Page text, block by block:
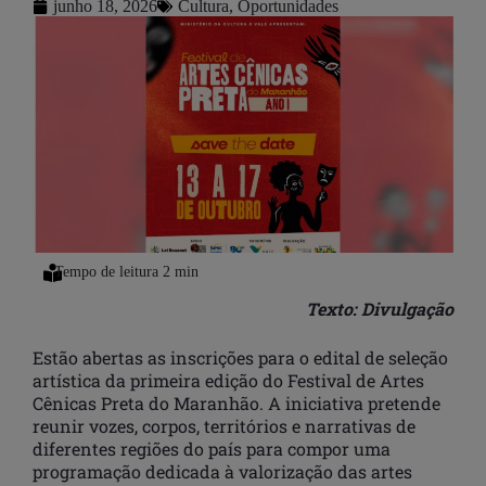
junho 18, 2026 Cultura, Oportunidades
Texto: Divulgação
Estão abertas as inscrições para o edital de seleção
artística da primeira edição do Festival de Artes
Cênicas Preta do Maranhão. A iniciativa pretende
reunir vozes, corpos, territórios e narrativas de
diferentes regiões do país para compor uma
programação dedicada à valorização das artes